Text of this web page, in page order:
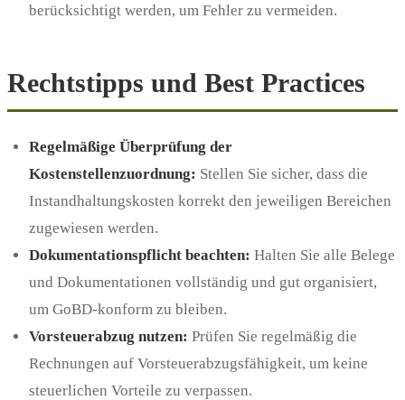
berücksichtigt werden, um Fehler zu vermeiden.
Rechtstipps und Best Practices
Regelmäßige Überprüfung der
Kostenstellenzuordnung: Stellen Sie sicher, dass die
Instandhaltungskosten korrekt den jeweiligen Bereichen
zugewiesen werden.
Dokumentationspflicht beachten: Halten Sie alle Belege
und Dokumentationen vollständig und gut organisiert,
um GoBD-konform zu bleiben.
Vorsteuerabzug nutzen: Prüfen Sie regelmäßig die
Rechnungen auf Vorsteuerabzugsfähigkeit, um keine
steuerlichen Vorteile zu verpassen.